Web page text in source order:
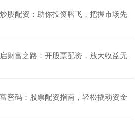
股配资：助你投资腾飞，把握市场先
财富之路：开股票配资，放大收益无
密码：股票配资指南，轻松撬动资金